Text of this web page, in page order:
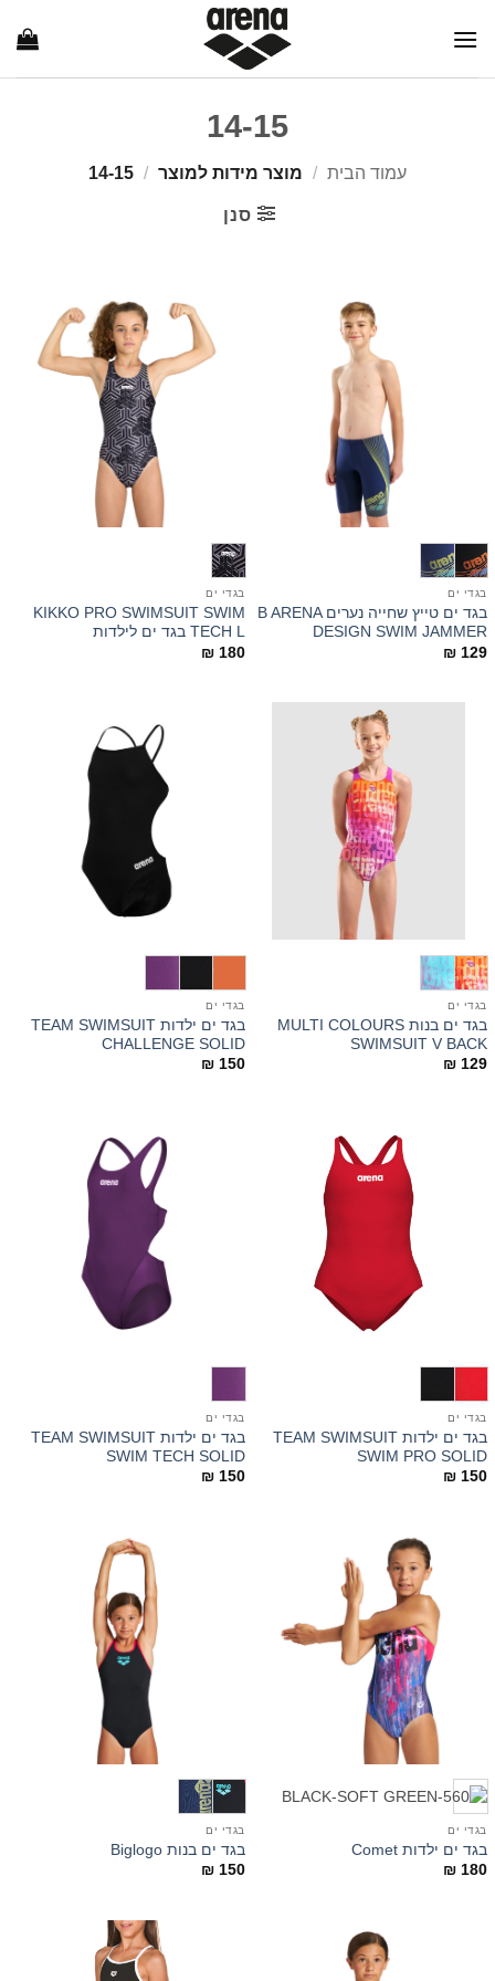
14-15
עמוד הבית / מוצר מידות למוצר /
סנן
בגדי ים
בגד ים טייץ שחייה נערים B ARENA
DESIGN SWIM JAMMER
₪ 129
בגדי ים
KIKKO PRO SWIMSUIT SWIM
TECH L בגד ים לילדות
₪ 180
בגדי ים
בגד ים בנות MULTI COLOURS
SWIMSUIT V BACK
₪ 129
בגדי ים
בגד ים ילדות TEAM SWIMSUIT
CHALLENGE SOLID
₪ 150
בגדי ים
בגד ים ילדות TEAM SWIMSUIT
SWIM PRO SOLID
₪ 150
בגדי ים
בגד ים ילדות TEAM SWIMSUIT
SWIM TECH SOLID
₪ 150
בגדי ים
בגד ים ילדות Comet
₪ 180
בגדי ים
בגד ים בנות Biglogo
₪ 150